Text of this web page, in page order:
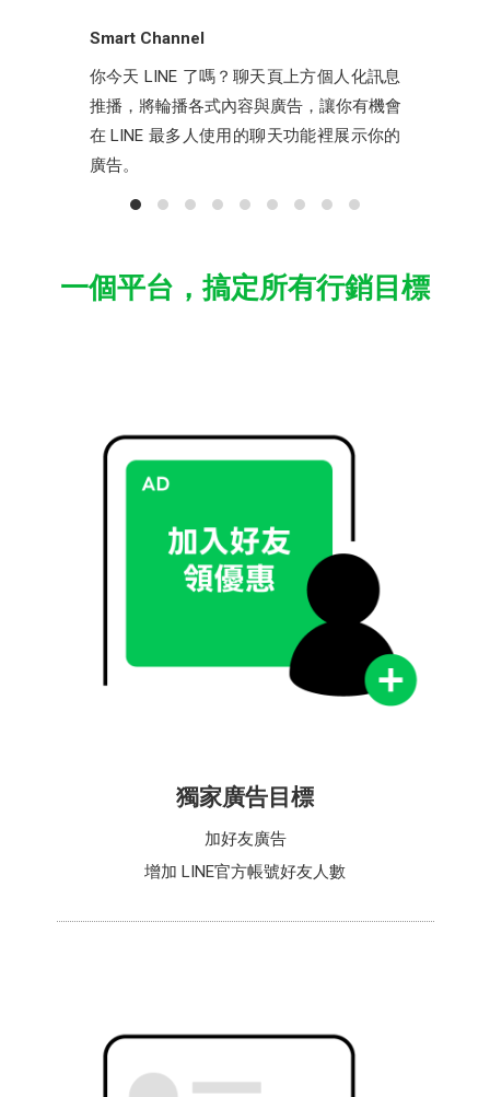
Smart Channel
你今天 LINE 了嗎？聊天頁上方個人化訊息
推播，將輪播各式內容與廣告，讓你有機會
在 LINE 最多人使用的聊天功能裡展示你的
廣告。
一個平台，搞定所有行銷目標
獨家廣告目標
加好友廣告
增加 LINE官方帳號好友人數